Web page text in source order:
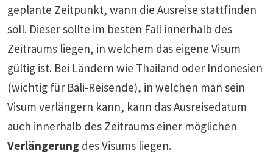
geplante Zeitpunkt, wann die Ausreise stattfinden
soll. Dieser sollte im besten Fall innerhalb des
Zeitraums liegen, in welchem das eigene Visum
gültig ist. Bei Ländern wie Thailand oder Indonesien
(wichtig für Bali-Reisende), in welchen man sein
Visum verlängern kann, kann das Ausreisedatum
auch innerhalb des Zeitraums einer möglichen
Verlängerung des Visums liegen.